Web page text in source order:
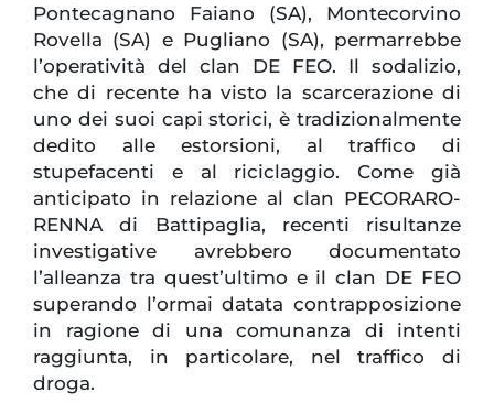
Pontecagnano Faiano (SA), Montecorvino
Rovella (SA) e Pugliano (SA), permarrebbe
l’operatività del clan DE FEO. Il sodalizio,
che di recente ha visto la scarcerazione di
uno dei suoi capi storici, è tradizionalmente
dedito alle estorsioni, al traffico di
stupefacenti e al riciclaggio. Come già
anticipato in relazione al clan PECORARO-
RENNA di Battipaglia, recenti risultanze
investigative avrebbero documentato
l’alleanza tra quest’ultimo e il clan DE FEO
superando l’ormai datata contrapposizione
in ragione di una comunanza di intenti
raggiunta, in particolare, nel traffico di
droga.